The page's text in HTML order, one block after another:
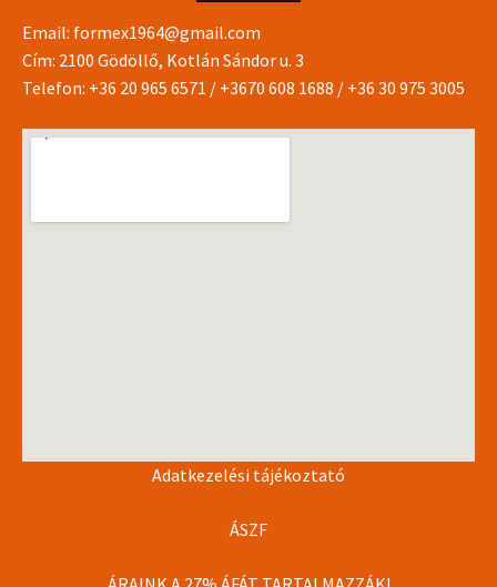
Email: formex1964@gmail.com
Cím: 2100 Gödöllő, Kotlán Sándor u. 3
Telefon: +36 20 965 6571 / +3670 608 1688 / +36 30 975 3005
Adatkezelési tájékoztató
ÁSZF